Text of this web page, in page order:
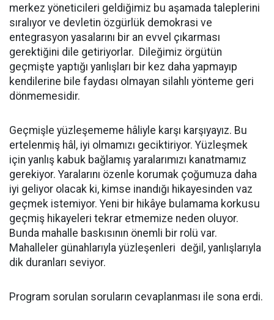
merkez yöneticileri geldiğimiz bu aşamada taleplerini
sıralıyor ve devletin özgürlük demokrasi ve
entegrasyon yasalarını bir an evvel çıkarması
gerektiğini dile getiriyorlar. Dileğimiz örgütün
geçmişte yaptığı yanlışları bir kez daha yapmayıp
kendilerine bile faydası olmayan silahlı yönteme geri
dönmemesidir.
Geçmişle yüzleşememe hâliyle karşı karşıyayız. Bu
ertelenmiş hâl, iyi olmamızı geciktiriyor. Yüzleşmek
için yanlış kabuk bağlamış yaralarımızı kanatmamız
gerekiyor. Yaralarını özenle korumak çoğumuza daha
iyi geliyor olacak ki, kimse inandığı hikayesinden vaz
geçmek istemiyor. Yeni bir hikâye bulamama korkusu
geçmiş hikayeleri tekrar etmemize neden oluyor.
Bunda mahalle baskısının önemli bir rolü var.
Mahalleler günahlarıyla yüzleşenleri değil, yanlışlarıyla
dik duranları seviyor.
Program sorulan soruların cevaplanması ile sona erdi.